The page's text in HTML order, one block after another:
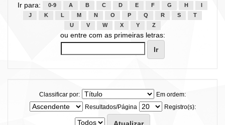
Ir para: 0-9 A B C D E F G H
J
K L M N O P Q R S
T
U
V W X Y Z
ou entre com as primeiras letras:
Classificar por:
Em ordem:
Resultados/Página
Registro(s):